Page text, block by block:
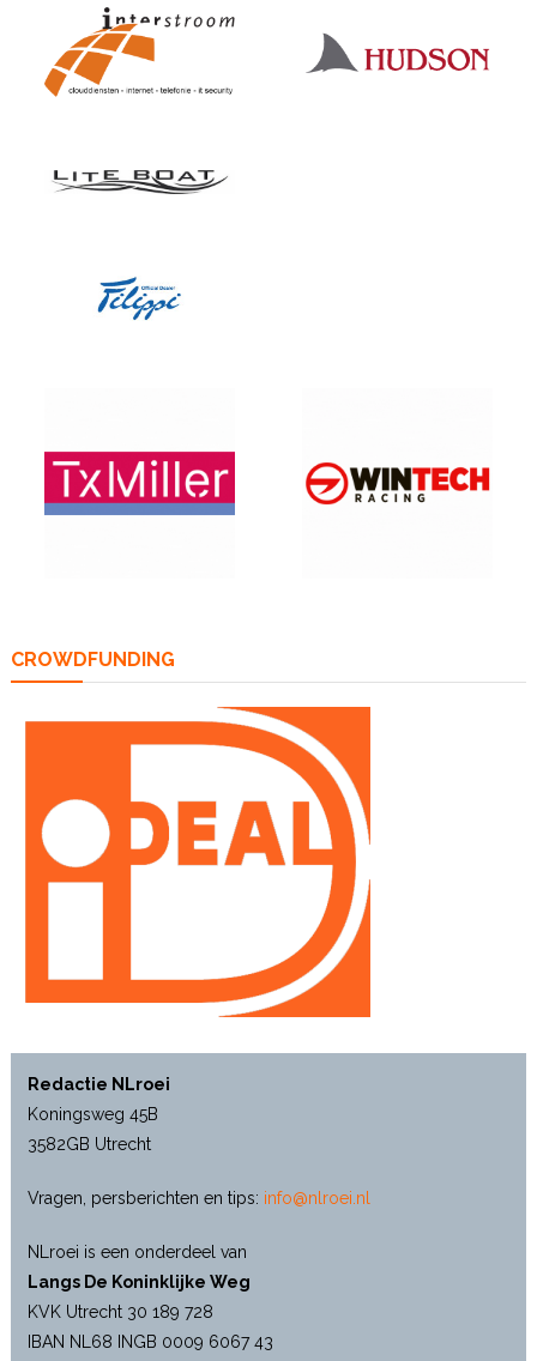
CROWDFUNDING
Redactie NLroei
Koningsweg 45B
3582GB Utrecht
Vragen, persberichten en tips: info@nlroei.nl
NLroei is een onderdeel van
Langs De Koninklijke Weg
KVK Utrecht 30 189 728
IBAN NL68 INGB 0009 6067 43